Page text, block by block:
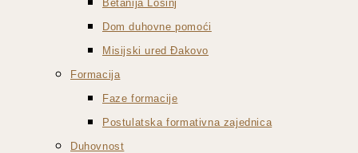
Betanija Lošinj
Dom duhovne pomoći
Misijski ured Đakovo
Formacija
Faze formacije
Postulatska formativna zajednica
Duhovnost